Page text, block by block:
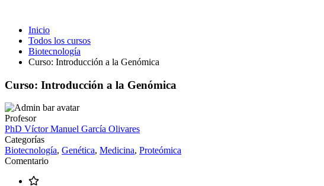
Inicio
Todos los cursos
Biotecnología
Curso: Introducción a la Genómica
Curso: Introducción a la Genómica
Profesor
PhD Víctor Manuel García Olivares
Categorías
Biotecnología, Genética, Medicina, Proteómica
Comentario